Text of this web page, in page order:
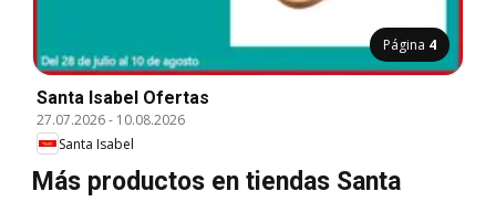
Página 4
Santa Isabel Ofertas
27.07.2026- 10.08.2026
Santa Isabel
Más productos en tiendas Santa